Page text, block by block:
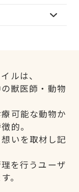
ルは、
獣医師・動物
可能な動物か
的。
いを取材し記
を行うユーザ
。